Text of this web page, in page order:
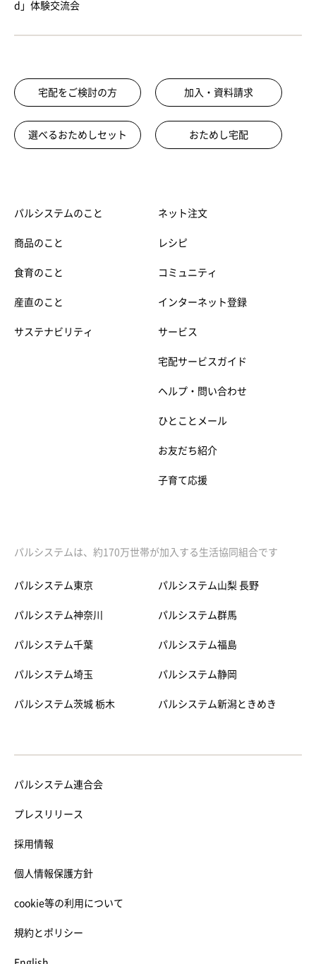
d」体験交流会
宅配をご検討の方 加入・資料請求
選べるおためしセット おためし宅配
パルシステムのこと
商品のこと
食育のこと
産直のこと
サステナビリティ
ネット注文
レシピ
コミュニティ
インターネット登録
サービス
宅配サービスガイド
ヘルプ・問い合わせ
ひとことメール
お友だち紹介
子育て応援
パルシステムは、約170万世帯が加入する生活協同組合です
パルシステム東京
パルシステム神奈川
パルシステム千葉
パルシステム埼玉
パルシステム茨城 栃木
パルシステム山梨 長野
パルシステム群馬
パルシステム福島
パルシステム静岡
パルシステム新潟ときめき
パルシステム連合会
プレスリリース
採用情報
個人情報保護方針
cookie等の利用について
規約とポリシー